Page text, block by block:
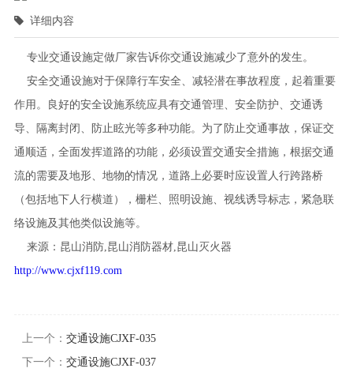
详细内容
专业交通设施定做厂家告诉你交通设施减少了意外的发生。
安全交通设施对于保障行车安全、减轻潜在事故程度，起着重要
作用。良好的安全设施系统应具有交通管理、安全防护、交通诱
导、隔离封闭、防止眩光等多种功能。为了防止交通事故，保证交
通顺适，全面发挥道路的功能，必须设置交通安全措施，根据交通
流的需要及地形、地物的情况，道路上必要时应设置人行跨路桥
（包括地下人行横道），栅栏、照明设施、视线诱导标志，紧急联
络设施及其他类似设施等。
来源：昆山消防,昆山消防器材,昆山灭火器
http://www.cjxf119.com
上一个： 交通设施CJXF-035
下一个： 交通设施CJXF-037